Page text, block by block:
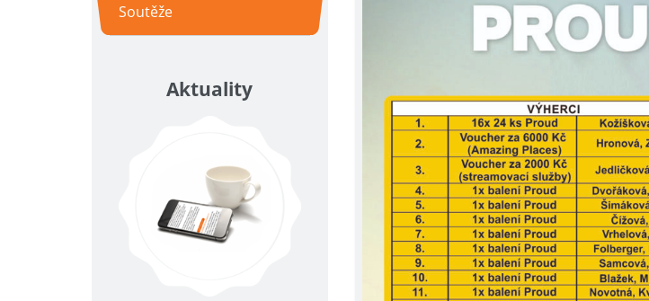
Soutěže
Aktuality